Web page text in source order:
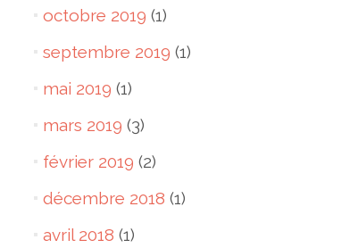
octobre 2019 (1)
septembre 2019 (1)
mai 2019 (1)
mars 2019 (3)
février 2019 (2)
décembre 2018 (1)
avril 2018 (1)